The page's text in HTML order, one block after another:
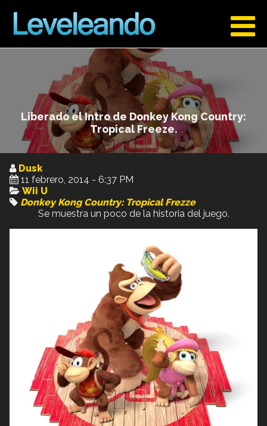
Liberado el Intro de Donkey Kong Country:
Tropical Freeze.
Dusk
11 febrero, 2014 - 6:37 PM
Wii U
Donkey Kong Country: Tropical Frezze
Se muestra un poco de la historia del juego.